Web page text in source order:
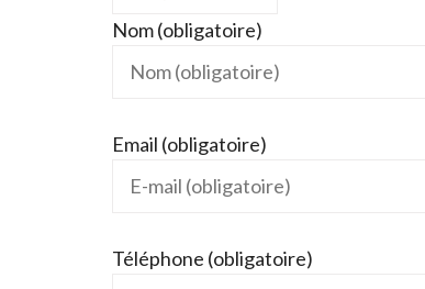
Nom (obligatoire)
Email (obligatoire)
Téléphone (obligatoire)